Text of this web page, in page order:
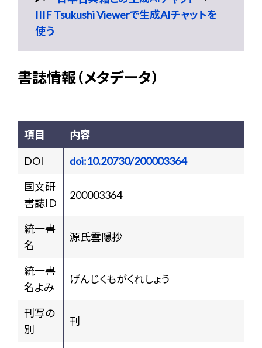
IIIF Tsukushi Viewerで生成AIチャットを
使う
書誌情報（メタデータ）
項目 内容
DOI
doi:10.20730/200003364
国文研
書誌ID
200003364
統一書
名
源氏雲隠抄
統一書
名よみ
げんじくもがくれしょう
刊写の
別
刊